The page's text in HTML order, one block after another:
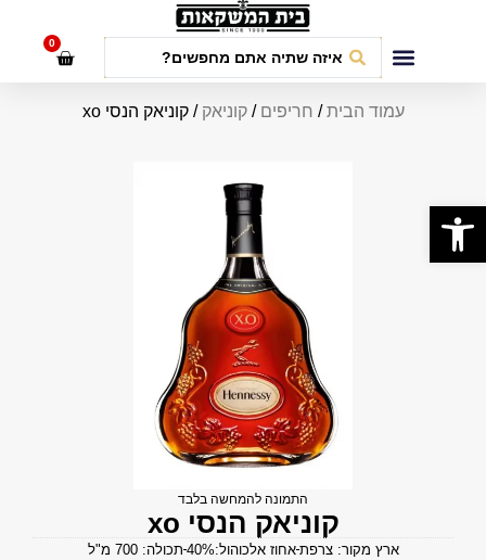
0
עמוד הבית/ חריפים /קוניאק / קוניאק הנסי xo
התמונה להמחשה בלבד
קוניאק הנסי xo
ארץ מקור: צרפת אחוז אלכוהול:40% תכולה: 700 מ"ל
פתח סרגל נגישות